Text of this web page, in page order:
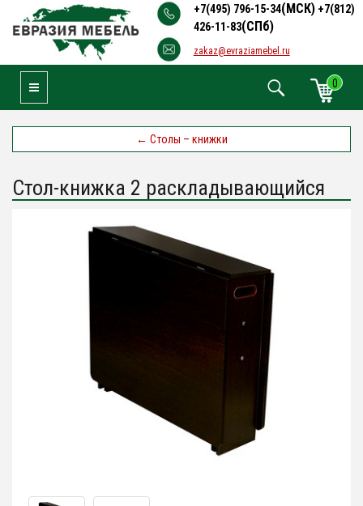
+7(495) 796-15-34(МСК) +7(812)
426-11-83(СПб)
zakaz@evraziamebel.ru
0
Toggle Navigation
← Столы – книжки
Стол-книжка 2 раскладывающийся